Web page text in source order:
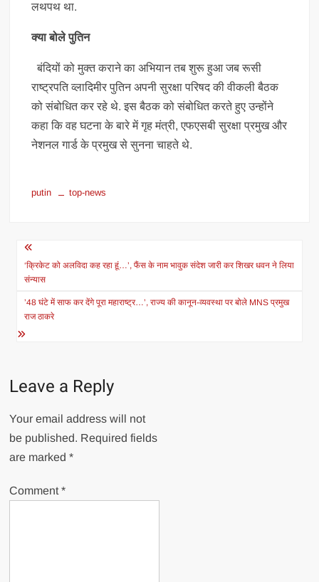
लथपथ था.
क्या बोले पुतिन
बंदियों को मुक्त कराने का अभियान तब शुरू हुआ जब रूसी
राष्ट्रपति व्लादिमीर पुतिन अपनी सुरक्षा परिषद की वीकली बैठक
को संबोधित कर रहे थे. इस बैठक को संबोधित करते हुए उन्होंने
कहा कि वह घटना के बारे में गृह मंत्री, एफएसबी सुरक्षा प्रमुख और
नेशनल गार्ड के प्रमुख से सुनना चाहते थे.
putin top-news
Post
navigation
‘क्रिकेट को अलविदा कह रहा हूं…’, फैंस के नाम भावुक संदेश जारी कर शिखर धवन ने लिया
संन्यास
’48 घंटे में साफ कर देंगे पूरा महाराष्ट्र…’, राज्य की कानून-व्यवस्था पर बोले MNS प्रमुख
राज ठाकरे
Leave a Reply
Your email address will not
be published. Required fields
are marked*
Comment*